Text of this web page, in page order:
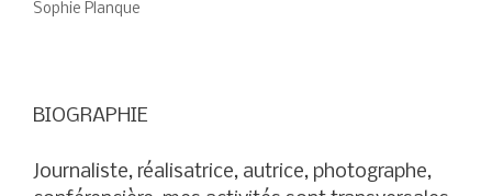
Sophie Planque
BIOGRAPHIE
Journaliste, réalisatrice, autrice, photographe,